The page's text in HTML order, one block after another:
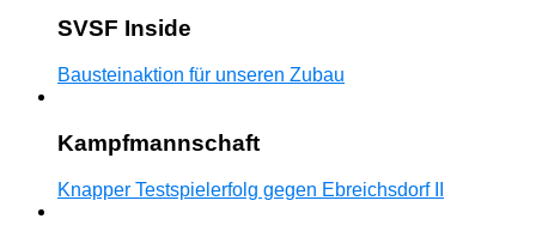
SVSF Inside
Bausteinaktion für unseren Zubau
Kampfmannschaft
Knapper Testspielerfolg gegen Ebreichsdorf II